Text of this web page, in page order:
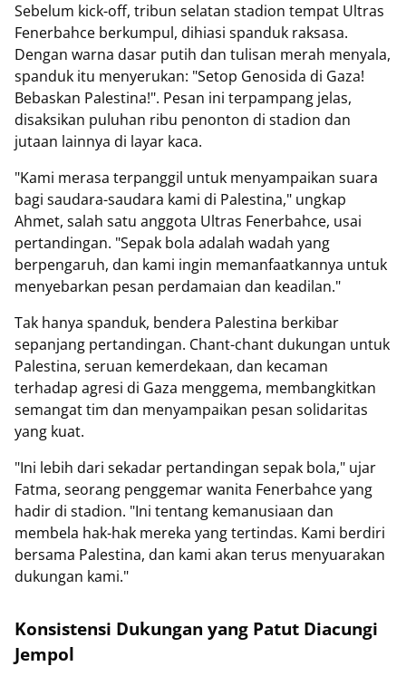
Sebelum kick-off, tribun selatan stadion tempat Ultras
Fenerbahce berkumpul, dihiasi spanduk raksasa.
Dengan warna dasar putih dan tulisan merah menyala,
spanduk itu menyerukan: "Setop Genosida di Gaza!
Bebaskan Palestina!". Pesan ini terpampang jelas,
disaksikan puluhan ribu penonton di stadion dan
jutaan lainnya di layar kaca.
"Kami merasa terpanggil untuk menyampaikan suara
bagi saudara-saudara kami di Palestina," ungkap
Ahmet, salah satu anggota Ultras Fenerbahce, usai
pertandingan. "Sepak bola adalah wadah yang
berpengaruh, dan kami ingin memanfaatkannya untuk
menyebarkan pesan perdamaian dan keadilan."
Tak hanya spanduk, bendera Palestina berkibar
sepanjang pertandingan. Chant-chant dukungan untuk
Palestina, seruan kemerdekaan, dan kecaman
terhadap agresi di Gaza menggema, membangkitkan
semangat tim dan menyampaikan pesan solidaritas
yang kuat.
"Ini lebih dari sekadar pertandingan sepak bola," ujar
Fatma, seorang penggemar wanita Fenerbahce yang
hadir di stadion. "Ini tentang kemanusiaan dan
membela hak-hak mereka yang tertindas. Kami berdiri
bersama Palestina, dan kami akan terus menyuarakan
dukungan kami."
Konsistensi Dukungan yang Patut Diacungi
Jempol